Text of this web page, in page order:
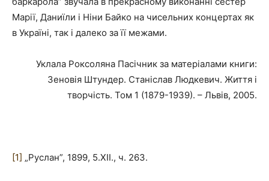
Марії, Даниїли і Ніни Байко на чисельних концертах як
в Україні, так і далеко за її межами.
Уклала Роксоляна Пасічник за матеріалами книги:
Зеновія Штундер. Станіслав Людкевич. Життя і
творчість. Том 1 (1879-1939). – Львів, 2005.
[1] „Руслан”, 1899, 5.ХІІ., ч. 263.